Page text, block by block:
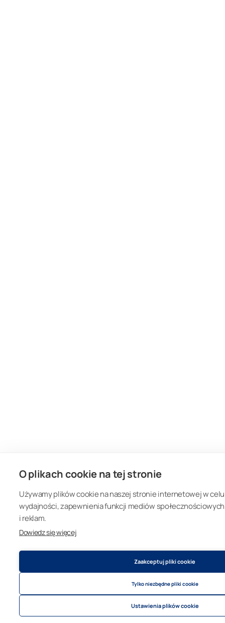
O plikach cookie na tej stronie
Używamy plików cookie na naszej stronie internetowej w
wydajności, zapewnienia funkcji mediów
i reklam.
Dowiedz się więcej
Zaakceptuj pliki cookie
Tylko niezbędne pliki cookie
Ustawienia plików cookie